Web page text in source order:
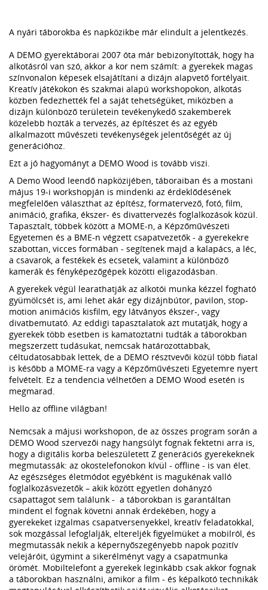
A nyári táborokba és napközikbe már elindult a jelentkezés.
A DEMO gyerektáborai 2007 óta már bebizonyították, hogy ha
alkotásról van szó, akkor a kor nem számít: a gyerekek magas
színvonalon képesek elsajátítani a dizájn alapvető fortélyait.
Kreatív játékokon és szakmai alapú workshopokon, alkotás
közben fedezhették fel a saját tehetségüket, miközben a
dizájn különböző területein tevékenykedő szakemberek
közelebb hozták a tervezés, az építészet és az egyéb
alkalmazott művészeti tevékenységek jelentőségét az új
generációhoz.
Ezt a jó hagyományt a DEMO Wood is tovább viszi.
A Demo Wood leendő napközijében, táboraiban és a mostani
május 19-i workshopján is mindenki az érdeklődésének
megfelelően választhat az építész, formatervező, fotó, film,
animáció, grafika, ékszer- és divattervezés foglalkozások közül.
Tapasztalt, többek között a MOME-n, a Képzőművészeti
Egyetemen és a BME-n végzett csapatvezetők - a gyerekekre
szabottan, vicces formában - segítenek majd a kalapács, a léc,
a csavarok, a festékek és ecsetek, valamint a különböző
kamerák és fényképezőgépek közötti eligazodásban.
A gyerekek végül learathatják az alkotói munka kézzel fogható
gyümölcsét is, ami lehet akár egy dizájnbútor, pavilon, stop-
motion animációs kisfilm, egy látványos ékszer-, vagy
divatbemutató. Az eddigi tapasztalatok azt mutatják, hogy a
gyerekek több esetben is kamatoztatni tudták a táborokban
megszerzett tudásukat, nemcsak határozottabbak,
céltudatosabbak lettek, de a DEMO résztvevői közül több fiatal
is később a MOME-ra vagy a Képzőművészeti Egyetemre nyert
felvételt. Ez a tendencia vélhetően a DEMO Wood esetén is
megmarad.
Hello az offline világban!
Nemcsak a májusi workshopon, de az összes program során a
DEMO Wood szervezői nagy hangsúlyt fognak fektetni arra is,
hogy a digitális korba beleszületett Z generációs gyerekeknek
megmutassák: az okostelefonokon kívül - offline - is van élet.
Az egészséges életmódot egyébként is magukénak valló
foglalkozásvezetők – akik között egyetlen dohányzó
csapattagot sem találunk - a táborokban is garantáltan
mindent el fognak követni annak érdekében, hogy a
gyerekeket izgalmas csapatversenyekkel, kreatív feladatokkal,
sok mozgással lefoglalják, eltereljék figyelmüket a mobilról, és
megmutassák nekik a képernyőszegényebb napok pozitív
velejáróit, úgymint a sikerélményt vagy a csapatmunka
örömét. Mobiltelefont a gyerekek leginkább csak akkor fognak
a táborokban használni, amikor a film - és képalkotó technikák